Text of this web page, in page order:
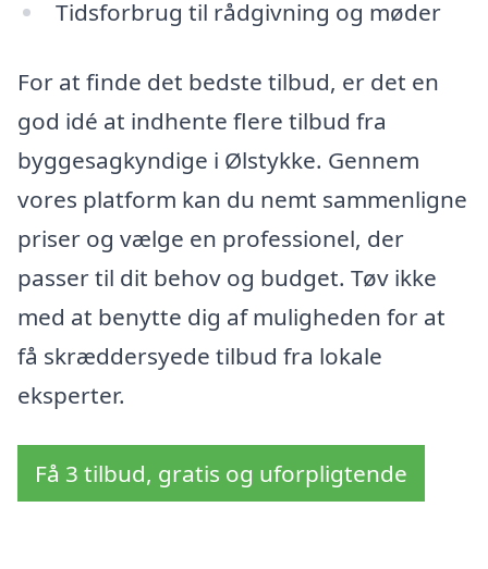
Tidsforbrug til rådgivning og møder
For at finde det bedste tilbud, er det en
god idé at indhente flere tilbud fra
byggesagkyndige i Ølstykke. Gennem
vores platform kan du nemt sammenligne
priser og vælge en professionel, der
passer til dit behov og budget. Tøv ikke
med at benytte dig af muligheden for at
få skræddersyede tilbud fra lokale
eksperter.
Få 3 tilbud, gratis og uforpligtende